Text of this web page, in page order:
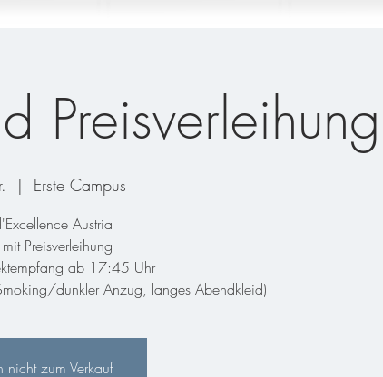
Preisverleihung
  |
Erste Campus
Austria
Preisverleihung
ab 17:45 Uhr
dunkler Anzug, langes Abendkleid)
nicht zum Verkauf